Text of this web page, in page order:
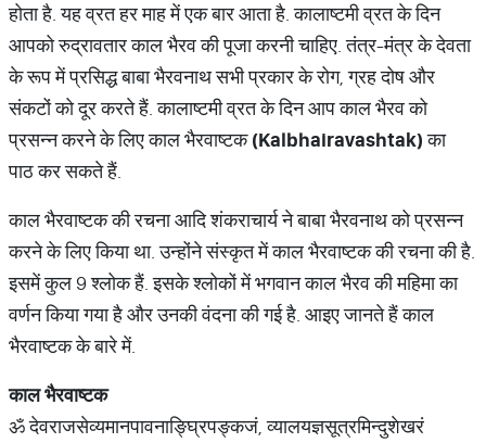
होता है. यह व्रत हर माह में एक बार आता है. कालाष्टमी व्रत के दिन
आपको रुद्रावतार काल भैरव की पूजा करनी चाहिए. तंत्र-मंत्र के देवता
के रूप में प्रसिद्ध बाबा भैरवनाथ सभी प्रकार के रोग, ग्रह दोष और
संकटों को दूर करते हैं. कालाष्टमी व्रत के दिन आप काल भैरव को
प्रसन्न करने के लिए काल भैरवाष्टक(Kalbhairavashtak)का
पाठ कर सकते हैं.
काल भैरवाष्टक की रचना आदि शंकराचार्य ने बाबा भैरवनाथ को प्रसन्न
करने के लिए किया था. उन्होंने संस्कृत में काल भैरवाष्टक की रचना की है.
इसमें कुल 9 श्लोक हैं. इसके श्लोकों में भगवान काल भैरव की महिमा का
वर्णन किया गया है और उनकी वंदना की गई है. आइए जानते हैं काल
भैरवाष्टक के बारे में.
काल भैरवाष्टक
ॐ देवराजसेव्यमानपावनाङ्घ्रिपङ्कजं, व्यालयज्ञसूत्रमिन्दुशेखरं